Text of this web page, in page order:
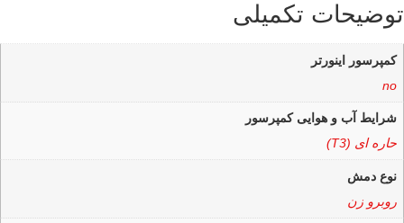
توضیحات تکمیلی
کمپرسور اینورتر
no
شرایط آب و هوایی کمپرسور
حاره ای (T3)
نوع دمش
روبرو زن